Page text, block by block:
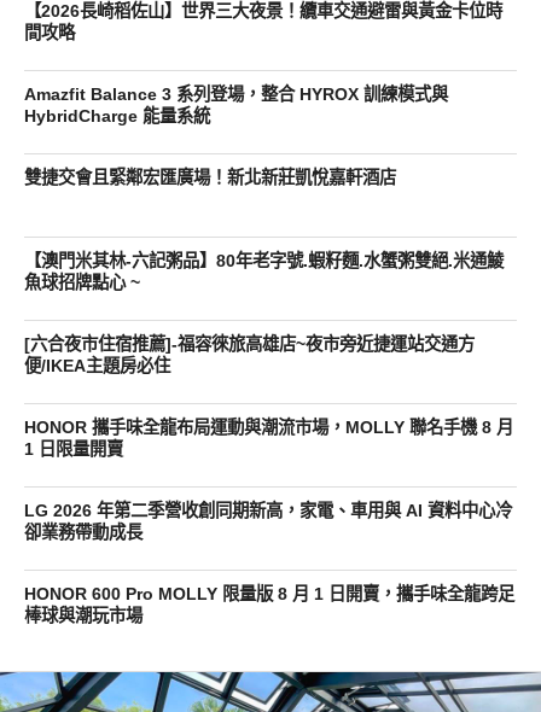
【2026長崎稻佐山】世界三大夜景！纜車交通避雷與黃金卡位時
間攻略
Amazfit Balance 3 系列登場，整合 HYROX 訓練模式與
HybridCharge 能量系統
雙捷交會且緊鄰宏匯廣場！新北新莊凱悅嘉軒酒店
【澳門米其林-六記粥品】80年老字號.蝦籽麵.水蟹粥雙絕.米通鯪
魚球招牌點心 ~
[六合夜市住宿推薦]-福容徠旅高雄店~夜市旁近捷運站交通方
便/IKEA主題房必住
HONOR 攜手味全龍布局運動與潮流市場，MOLLY 聯名手機 8 月
1 日限量開賣
LG 2026 年第二季營收創同期新高，家電、車用與 AI 資料中心冷
卻業務帶動成長
HONOR 600 Pro MOLLY 限量版 8 月 1 日開賣，攜手味全龍跨足
棒球與潮玩市場